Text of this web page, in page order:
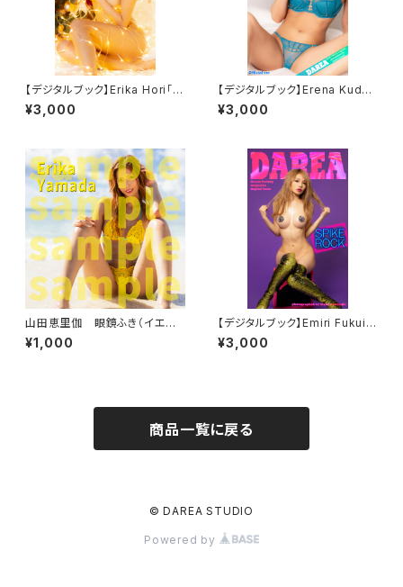
【デジタルブック】Erika Hori「C
hristmas」DAREA dream fa
ctory magazine
¥3,000
【デジタルブック】Erena Kudo
「ROOM」DAREA Dream Fac
tory Magazine
¥3,000
山田恵里伽 眼鏡ふき（イエロ
ービーチ）
¥1,000
【デジタルブック】Emiri Fukui
「SPIKE ROCK」DAREA drea
m factory magazine
¥3,000
商品一覧に戻る
© DAREA STUDIO
Powered by